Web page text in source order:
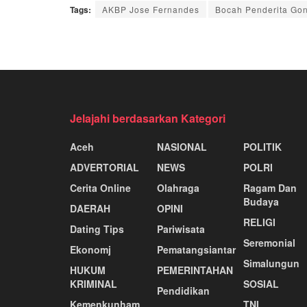
Tags: AKBP Jose Fernandes Bocah Penderita
Jelajahi berdasarkan Kategori
Aceh
ADVERTORIAL
Cerita Online
DAERAH
Dating Tips
Ekonomj
HUKUM
KRIMINAL
Kemenkunham
NASIONAL
NEWS
Olahraga
OPINI
Pariwisata
Pematangsiantar
PEMERINTAHAN
Pendidikan
POLITIK
POLRI
Ragam Dan
Budaya
RELIGI
Seremonial
Simalungun
SOSIAL
TNI